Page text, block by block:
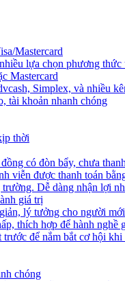
Mastercard
lựa chọn phương thức
Mastercard
Simplex, và nhiều
tài khoản nhanh chóng
thời
có đòn bẩy, chưa
viễn được thanh toán
Dễ dàng nhận lợi
giá trị
lý tưởng cho người
thích hợp để hành nghề
để nắm bắt cơ hội
chóng